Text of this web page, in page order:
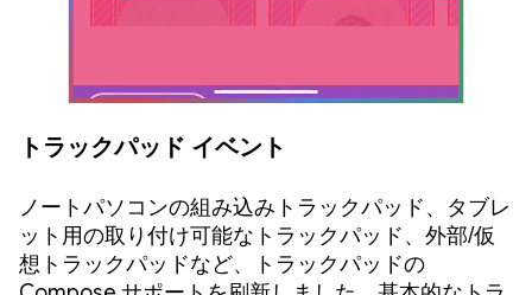
トラックパッド イベント
ノートパソコンの組み込みトラックパッド、タブレ
ット用の取り付け可能なトラックパッド、外部/仮
想トラックパッドなど、トラックパッドの